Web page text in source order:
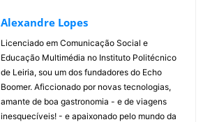
Alexandre Lopes
Licenciado em Comunicação Social e
Educação Multimédia no Instituto Politécnico
de Leiria, sou um dos fundadores do Echo
Boomer. Aficcionado por novas tecnologias,
amante de boa gastronomia - e de viagens
inesquecíveis! - e apaixonado pelo mundo da